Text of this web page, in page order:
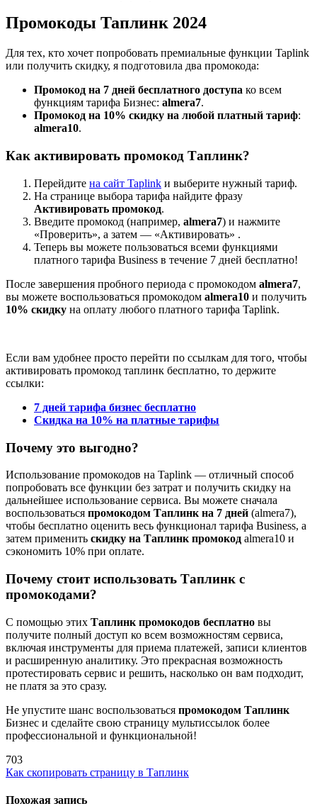
Промокоды Таплинк 2024
Для тех, кто хочет попробовать премиальные функции Taplink
или получить скидку, я подготовила два промокода:
Промокод на 7 дней бесплатного доступа ко всем
функциям тарифа Бизнес: almera7.
Промокод на 10% скидку на любой платный тариф:
almera10.
Как активировать промокод Таплинк?
Перейдите на сайт Taplink и выберите нужный тариф.
На странице выбора тарифа найдите фразу
Активировать промокод.
Введите промокод (например, almera7) и нажмите
«Проверить», а затем — «Активировать» .
Теперь вы можете пользоваться всеми функциями
платного тарифа Business в течение 7 дней бесплатно!
После завершения пробного периода с промокодом almera7,
вы можете воспользоваться промокодом almera10 и получить
10% скидку на оплату любого платного тарифа Taplink.
Если вам удобнее просто перейти по ссылкам для того, чтобы
активировать промокод таплинк бесплатно, то держите
ссылки:
7 дней тарифа бизнес бесплатно
Скидка на 10% на платные тарифы
Почему это выгодно?
Использование промокодов на Taplink — отличный способ
попробовать все функции без затрат и получить скидку на
дальнейшее использование сервиса. Вы можете сначала
воспользоваться промокодом Таплинк на 7 дней (almera7),
чтобы бесплатно оценить весь функционал тарифа Business, а
затем применить скидку на Таплинк промокод almera10 и
сэкономить 10% при оплате.
Почему стоит использовать Таплинк с
промокодами?
С помощью этих Таплинк промокодов бесплатно вы
получите полный доступ ко всем возможностям сервиса,
включая инструменты для приема платежей, записи клиентов
и расширенную аналитику. Это прекрасная возможность
протестировать сервис и решить, насколько он вам подходит,
не платя за это сразу.
Не упустите шанс воспользоваться промокодом Таплинк
Бизнес и сделайте свою страницу мультиссылок более
профессиональной и функциональной!
703
Навигация
по
Как скопировать страницу в Таплинк
Похожая запись